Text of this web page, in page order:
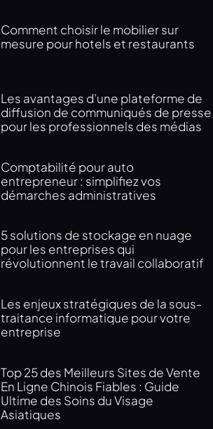
Comment choisir le mobilier sur
mesure pour hotels et restaurants
Les avantages d’une plateforme de
diffusion de communiqués de presse
pour les professionnels des médias
Comptabilité pour auto
entrepreneur : simplifiez vos
démarches administratives
5 solutions de stockage en nuage
pour les entreprises qui
révolutionnent le travail collaboratif
Les enjeux stratégiques de la sous-
traitance informatique pour votre
entreprise
Top 25 des Meilleurs Sites de Vente
En Ligne Chinois Fiables : Guide
Ultime des Soins du Visage
Asiatiques